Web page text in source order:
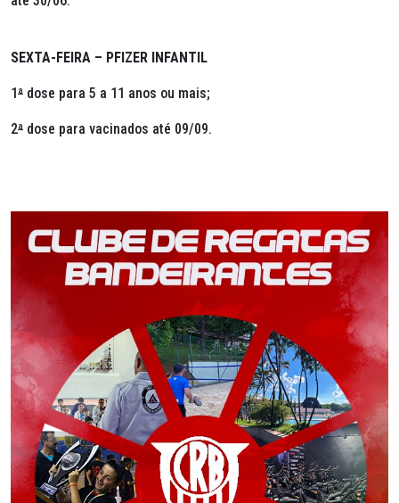
SEXTA-FEIRA – PFIZER INFANTIL
1ª dose para 5 a 11 anos ou mais;
2ª dose para vacinados até 09/09.